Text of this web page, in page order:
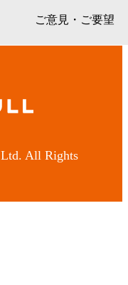
ご意見・ご要望
All Rights